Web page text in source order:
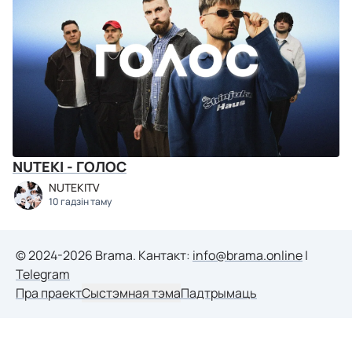
NUTEKI - ГОЛОС
NUTEKITV
10 гадзін таму
© 2024-2026 Brama. Кантакт: info@brama.online|
Telegram
Пра праектСыстэмная тэмаПадтрымаць